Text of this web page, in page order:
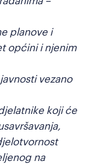
planove i
općini i njenim
vezano
koji će
na